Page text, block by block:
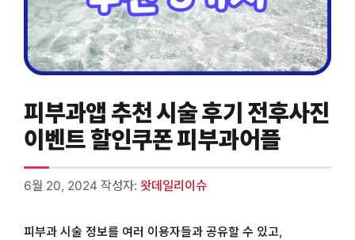
피부과앱 추천 시술 후기 전후사진
이벤트 할인쿠폰 피부과어플
6월 20, 2024 작성자: 왓데일리이슈
피부과 시술 정보를 여러 이용자들과 공유할 수 있고,